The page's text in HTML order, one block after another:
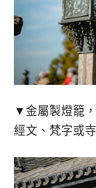
▼金屬製燈籠
經文、梵字或